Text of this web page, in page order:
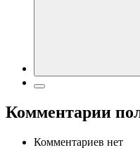
Комментарии
Комментариев нет